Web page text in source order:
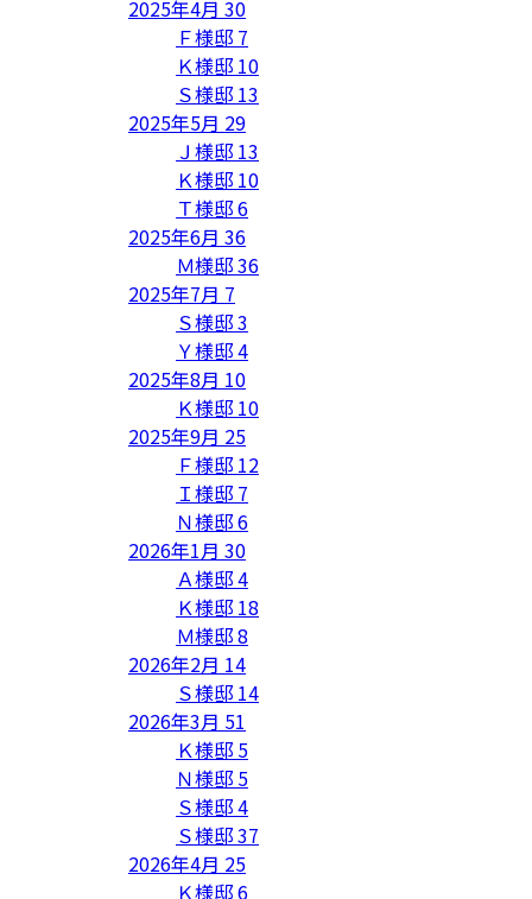
2025年4月 30
Ｆ様邸 7
Ｋ様邸 10
Ｓ様邸 13
2025年5月 29
Ｊ様邸 13
Ｋ様邸 10
Ｔ様邸6
2025年6月 36
Ｍ様邸36
2025年7月 7
Ｓ様邸3
Ｙ様邸4
2025年8月 10
Ｋ様邸 10
2025年9月 25
Ｆ様邸 12
Ｉ様邸 7
Ｎ様邸6
2026年1月 30
Ａ様邸4
Ｋ様邸 18
Ｍ様邸8
2026年2月 14
Ｓ様邸 14
2026年3月 51
Ｋ様邸 5
Ｎ様邸 5
Ｓ様邸4
Ｓ様邸37
2026年4月 25
Ｋ様邸6